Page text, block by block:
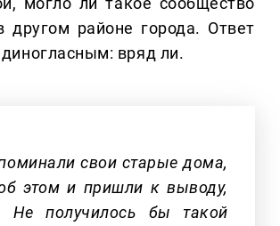
другом районе города. Ответ
вряд ли.
свои старые дома,
этом и пришли к выводу,
Не получилось бы такой